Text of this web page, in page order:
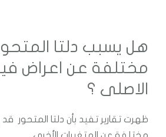
هل يسبب دلتا المتحور
مختلفة عن اعراض
الاصلى ؟
ظهرت تقارير تفيد بأن دلتا المتحور قد